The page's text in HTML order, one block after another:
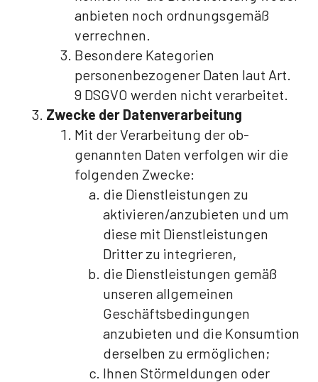
anbieten noch ordnungsgemäß
verrechnen.
Besondere Kategorien
personenbezogener Daten laut Art.
9 DSGVO werden nicht verarbeitet.
Zwecke der Datenverarbeitung
Mit der Verarbeitung der ob-
genannten Daten verfolgen wir die
folgenden Zwecke:
die Dienstleistungen zu
aktivieren/anzubieten und um
diese mit Dienstleistungen
Dritter zu integrieren,
die Dienstleistungen gemäß
unseren allgemeinen
Geschäftsbedingungen
anzubieten und die Konsumtion
derselben zu ermöglichen;
Ihnen Störmeldungen oder